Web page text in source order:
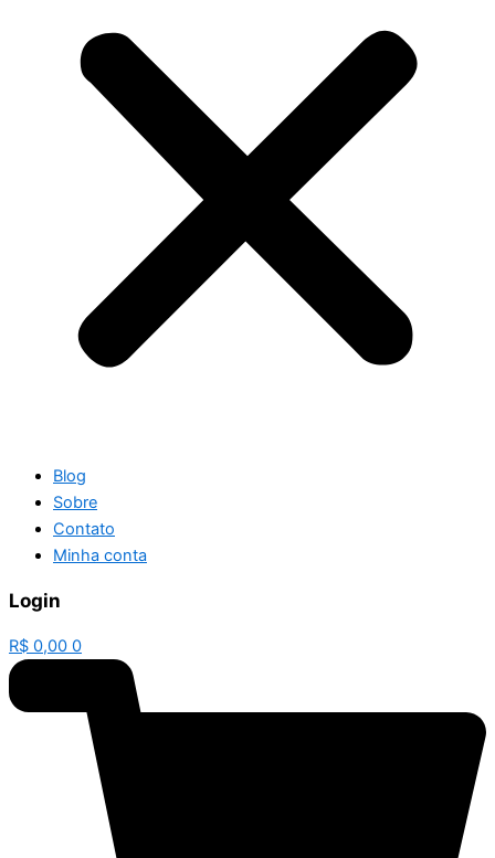
Blog
Sobre
Contato
Minha conta
Login
R$ 0,00 0